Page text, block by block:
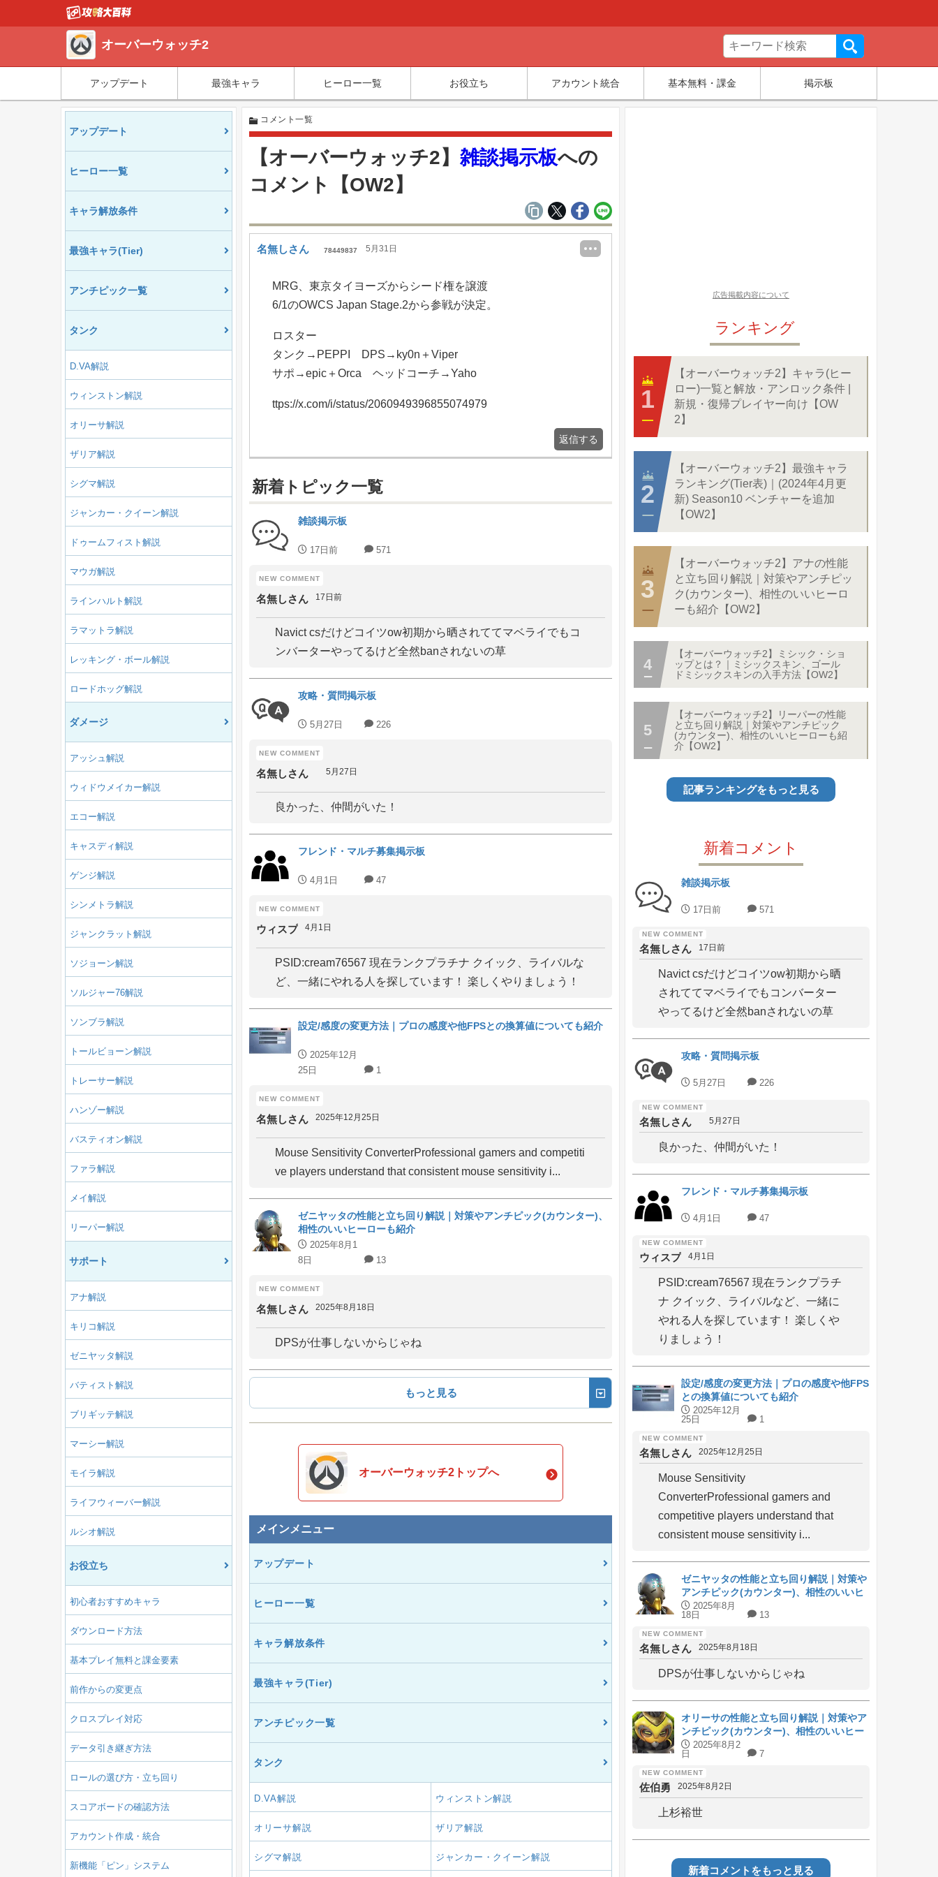
オーバーウォッチ2
アップデート 最強キャラ ヒーロー一覧 お役立ち アカウント統合 基本無料・課金 掲示板
アップデート
ヒーロー一覧
キャラ解放条件
最強キャラ(Tier)
アンチピック一覧
タンク
D.VA解説
ウィンストン解説
オリーサ解説
ザリア解説
シグマ解説
ジャンカー・クイーン解説
ドゥームフィスト解説
マウガ解説
ラインハルト解説
ラマットラ解説
レッキング・ボール解説
ロードホッグ解説
ダメージ
アッシュ解説
ウィドウメイカー解説
エコー解説
キャスディ解説
ゲンジ解説
シンメトラ解説
ジャンクラット解説
ソジョーン解説
ソルジャー76解説
ソンブラ解説
トールビョーン解説
トレーサー解説
ハンゾー解説
バスティオン解説
ファラ解説
メイ解説
リーパー解説
サポート
アナ解説
キリコ解説
ゼニヤッタ解説
バティスト解説
ブリギッテ解説
マーシー解説
モイラ解説
ライフウィーバー解説
ルシオ解説
お役立ち
初心者おすすめキャラ
ダウンロード方法
基本プレイ無料と課金要素
前作からの変更点
クロスプレイ対応
データ引き継ぎ方法
ロールの選び方・立ち回り
スコアボードの確認方法
アカウント作成・統合
新機能「ピン」システム
コメント一覧
【オーバーウォッチ2】 雑談掲示板への
コメント【OW2】
名無しさん 78449837 5月31日
MRG、東京タイヨーズからシード権を譲渡
6/1のOWCS Japan Stage.2から参戦が決定。
ロスター
タンク→PEPPI DPS→ky0n＋Viper
サポ→epic＋Orca ヘッドコーチ→Yaho
ttps://x.com/i/status/2060949396855074979
返信する
新着トピック一覧
雑談掲示板
17日前 571
名無しさん 17日前
Navict csだけどコイツow初期から晒されててマベライでもコ
ンバーターやってるけど全然banされないの草
攻略・質問掲示板
5月27日 226
名無しさん 5月27日
良かった、仲間がいた！
フレンド・マルチ募集掲示板
4月1日 47
ウィスプ 4月1日
PSID:cream76567 現在ランクプラチナ クイック、ライバルな
ど、一緒にやれる人を探しています！ 楽しくやりましょう！
設定/感度の変更方法｜プロの感度や他FPSとの換算値についても紹介
2025年12月
25日
1
名無しさん 2025年12月25日
Mouse Sensitivity ConverterProfessional gamers and competiti
ve players understand that consistent mouse sensitivity i...
ゼニヤッタの性能と立ち回り解説｜対策やアンチピック(カウンター)、
相性のいいヒーローも紹介
2025年8月1
8日
13
名無しさん 2025年8月18日
DPSが仕事しないからじゃね
もっと見る
オーバーウォッチ2トップへ
メインメニュー
アップデート
ヒーロー一覧
キャラ解放条件
最強キャラ(Tier)
アンチピック一覧
タンク
D.VA解説 ウィンストン解説
オリーサ解説 ザリア解説
シグマ解説 ジャンカー・クイーン解説
広告掲載内容について
ランキング
【オーバーウォッチ2】キャラ(ヒー
ロー)一覧と解放・アンロック条件 |
新規・復帰プレイヤー向け【OW
2】
【オーバーウォッチ2】最強キャラ
ランキング(Tier表)｜(2024年4月更
新) Season10 ベンチャーを追加
【OW2】
【オーバーウォッチ2】アナの性能
と立ち回り解説｜対策やアンチピッ
ク(カウンター)、相性のいいヒーロ
ーも紹介【OW2】
【オーバーウォッチ2】ミシック・ショ
ップとは？｜ミシックスキン、ゴール
ドミシックスキンの入手方法【OW2】
【オーバーウォッチ2】リーパーの性能
と立ち回り解説｜対策やアンチピック
(カウンター)、相性のいいヒーローも紹
介【OW2】
記事ランキングをもっと見る
新着コメント
雑談掲示板
17日前 571
名無しさん 17日前
Navict csだけどコイツow初期から晒
されててマベライでもコンバーター
やってるけど全然banされないの草
攻略・質問掲示板
5月27日 226
名無しさん 5月27日
良かった、仲間がいた！
フレンド・マルチ募集掲示板
4月1日 47
ウィスプ 4月1日
PSID:cream76567 現在ランクプラチ
ナ クイック、ライバルなど、一緒に
やれる人を探しています！ 楽しくや
りましょう！
設定/感度の変更方法｜プロの感度や他FPS
との換算値についても紹介
2025年12月
25日
1
名無しさん 2025年12月25日
Mouse Sensitivity
ConverterProfessional gamers and
competitive players understand that
consistent mouse sensitivity i...
ゼニヤッタの性能と立ち回り解説｜対策や
アンチピック(カウンター)、相性のいいヒ
ーローも紹介
2025年8月
18日
13
名無しさん 2025年8月18日
DPSが仕事しないからじゃね
オリーサの性能と立ち回り解説｜対策やア
ンチピック(カウンター)、相性のいいヒー
ローも紹介
2025年8月2
日
7
佐伯勇 2025年8月2日
上杉裕世
新着コメントをもっと見る